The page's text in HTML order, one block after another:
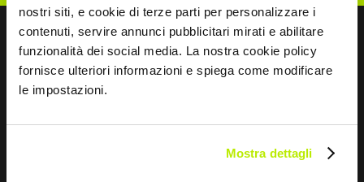
nostri siti, e cookie di terze parti per personalizzare i
contenuti, servire annunci pubblicitari mirati e abilitare
funzionalità dei social media. La nostra cookie policy
fornisce ulteriori informazioni e spiega come modificare
le impostazioni.
Mostra dettagli